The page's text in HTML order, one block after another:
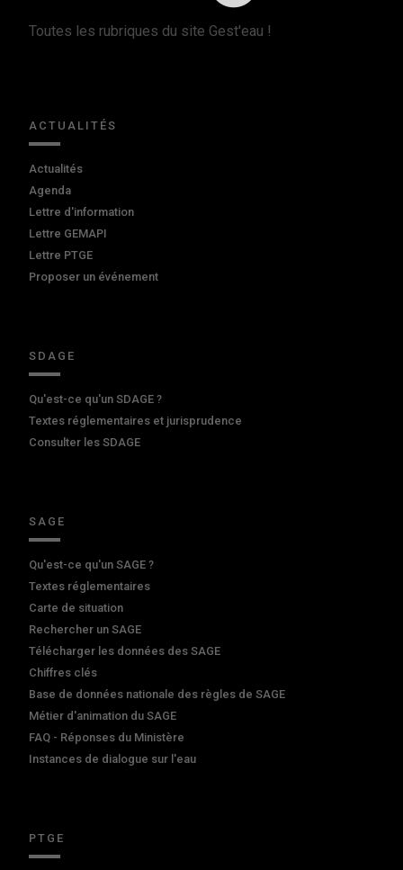
Toutes les rubriques du site Gest'eau !
ACTUALITÉS
Actualités
Agenda
Lettre d'information
Lettre GEMAPI
Lettre PTGE
Proposer un événement
SDAGE
Qu'est-ce qu'un SDAGE ?
Textes réglementaires et jurisprudence
Consulter les SDAGE
SAGE
Qu'est-ce qu'un SAGE ?
Textes réglementaires
Carte de situation
Rechercher un SAGE
Télécharger les données des SAGE
Chiffres clés
Base de données nationale des règles de SAGE
Métier d'animation du SAGE
FAQ - Réponses du Ministère
Instances de dialogue sur l'eau
PTGE